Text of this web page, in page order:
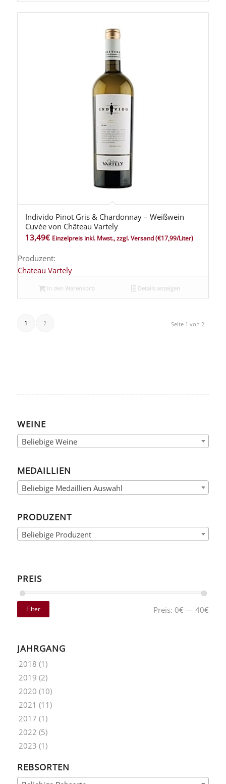
Individo Pinot Gris & Chardonnay – Weißwein
Cuvée von Château Vartely
13,49€ Einzelpreis inkl. Mwst., zzgl. Versand(€17,99/Liter)
Produzent:
Chateau Vartely
In den Warenkorb Details anzeigen
Seite 1 von 2
1 2
WEINE
Beliebige Weine
MEDAILLIEN
Beliebige Medaillien Auswahl
PRODUZENT
Beliebige Produzent
PREIS
Filter Preis:0€ —40€
JAHRGANG
2018 (1)
2019 (2)
2020 (10)
2021 (11)
2017 (1)
2022 (5)
2023 (1)
REBSORTEN